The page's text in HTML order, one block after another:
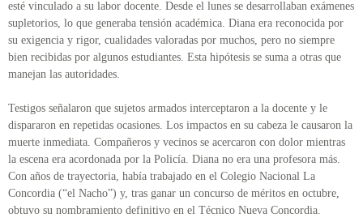
esté vinculado a su labor docente. Desde el lunes se desarrollaban exámenes
supletorios, lo que generaba tensión académica. Diana era reconocida por
su exigencia y rigor, cualidades valoradas por muchos, pero no siempre
bien recibidas por algunos estudiantes. Esta hipótesis se suma a otras que
manejan las autoridades.
Testigos señalaron que sujetos armados interceptaron a la docente y le
dispararon en repetidas ocasiones. Los impactos en su cabeza le causaron la
muerte inmediata. Compañeros y vecinos se acercaron con dolor mientras
la escena era acordonada por la Policía. Diana no era una profesora más.
Con años de trayectoria, había trabajado en el Colegio Nacional La
Concordia (“el Nacho”) y, tras ganar un concurso de méritos en octubre,
obtuvo su nombramiento definitivo en el Técnico Nueva Concordia.